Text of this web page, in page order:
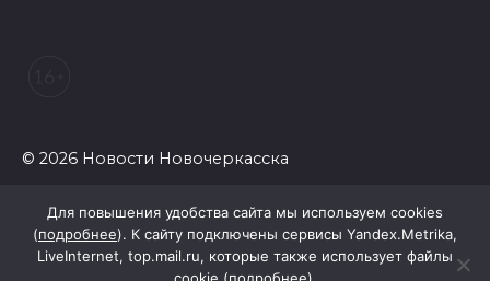
© 2026 Новости Новочеркасска
Для повышения удобства сайта мы используем cookies
(подробнее). К сайту подключены сервисы Yandex.Metrika,
LiveInternet, top.mail.ru, которые также использует файлы